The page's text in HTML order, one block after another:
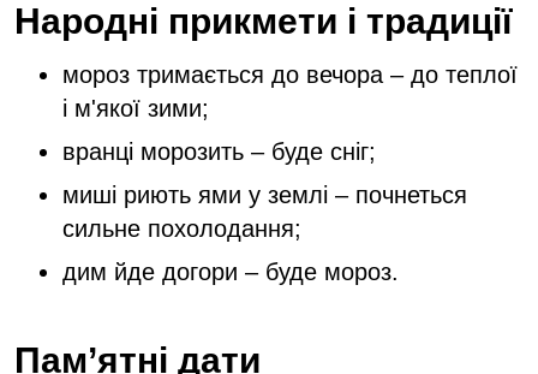
Народні прикмети і традиції
мороз тримається до вечора – до теплої
і м'якої зими;
вранці морозить – буде сніг;
миші риють ями у землі – почнеться
сильне похолодання;
дим йде догори – буде мороз.
Пам’ятні дати